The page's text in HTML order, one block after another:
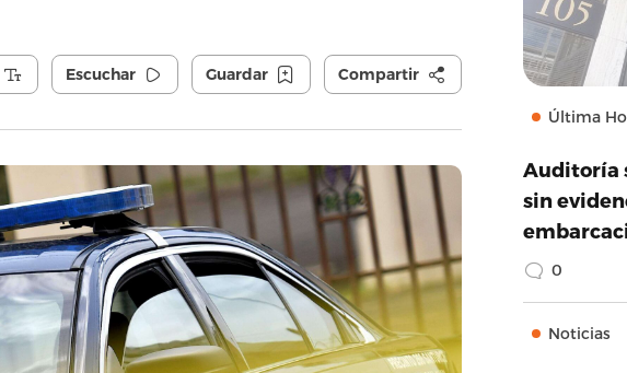
Escuchar Guardar Compartir
Última
Auditoría
sin
0
Noticias